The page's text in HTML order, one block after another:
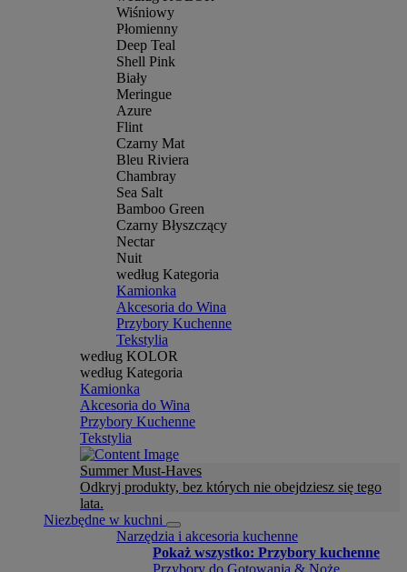
Wiśniowy
Płomienny
Deep Teal
Shell Pink
Biały
Meringue
Azure
Flint
Czarny Mat
Bleu Riviera
Chambray
Sea Salt
Bamboo Green
Czarny Błyszczący
Nectar
Nuit
według Kategoria
Kamionka
Akcesoria do Wina
Przybory Kuchenne
Tekstylia
według KOLOR
według Kategoria
Kamionka
Akcesoria do Wina
Przybory Kuchenne
Tekstylia
Summer Must-Haves
Odkryj produkty, bez których nie obejdziesz się tego
lata.
Niezbędne w kuchni
Narzędzia i akcesoria kuchenne
Pokaż wszystko: Przybory kuchenne
Przybory do Gotowania & Noże